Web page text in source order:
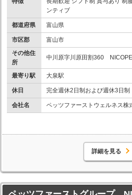
ンティブ
都道府県 富山県
市区郡
富山市
その他住
所
中川原字川原田割360
最寄り駅 大泉駅
休日 完全週休2日制および週休3日制
会社名 ペッツファーストウェルネス株
詳細を見る